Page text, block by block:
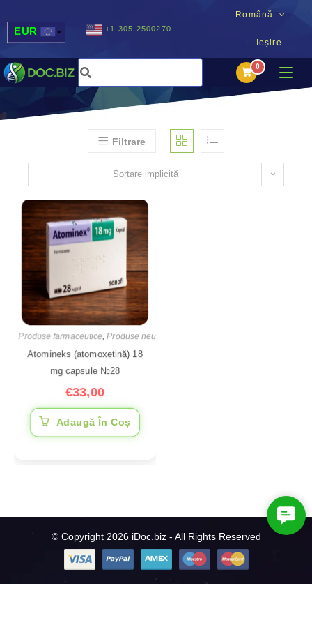
Română
Ieșire
EUR
UAH
MDL
+1 305 2500270
Filtrare
Sortare implicită
Produse farmaceutice,Produse neurologice
Atomineks (atomoxetină) 18
mg capsule №28
€33,00
Adaugă În Coș
© Copyright 2026 iDoc.biz - All Rights Reserved
C
o